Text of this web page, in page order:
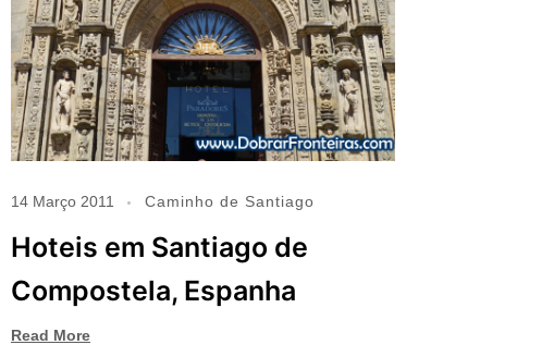
14 Março 2011 Caminho de Santiago
Hoteis em Santiago de
Compostela, Espanha
Read More